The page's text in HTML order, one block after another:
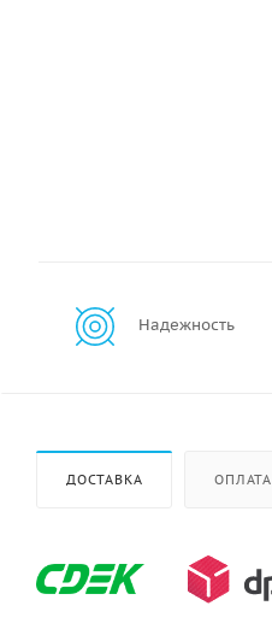
Надежность
ДОСТАВКА ОПЛАТА